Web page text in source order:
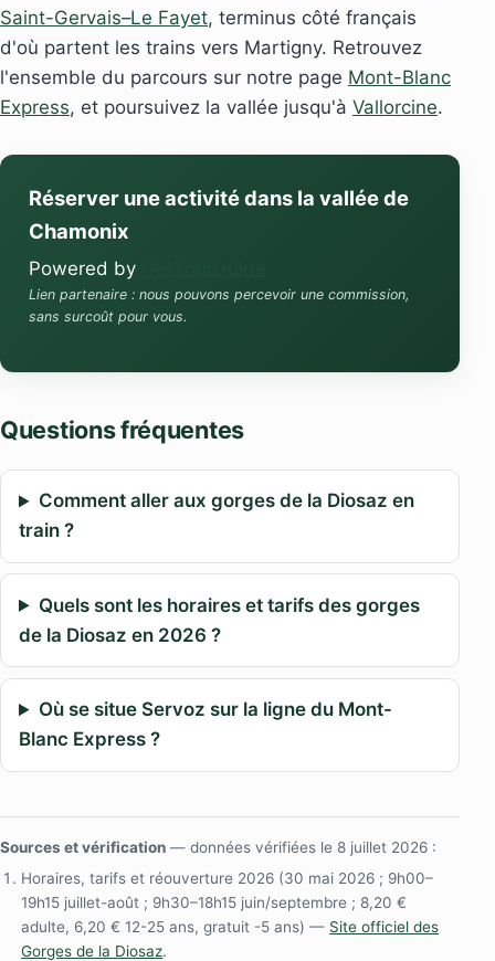
Saint-Gervais–Le Fayet, terminus côté français
d'où partent les trains vers Martigny. Retrouvez
l'ensemble du parcours sur notre page Mont-Blanc
Express, et poursuivez la vallée jusqu'à Vallorcine.
Réserver une activité dans la vallée de
Chamonix
Powered by
Lien partenaire : nous pouvons percevoir une commission,
sans surcoût pour vous.
Questions fréquentes
Comment aller aux gorges de la Diosaz en
train ?
Quels sont les horaires et tarifs des gorges
de la Diosaz en 2026 ?
Où se situe Servoz sur la ligne du Mont-
Blanc Express ?
Sources et vérification — données vérifiées le 8 juillet 2026 :
Horaires, tarifs et réouverture 2026 (30 mai 2026 ; 9h00–
19h15 juillet-août ; 9h30–18h15 juin/septembre ; 8,20 €
adulte, 6,20 € 12-25 ans, gratuit -5 ans) — Site officiel des
Gorges de la Diosaz.